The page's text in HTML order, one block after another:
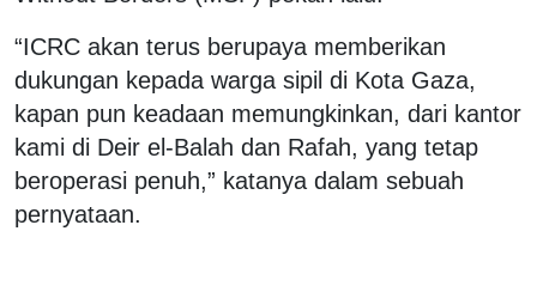
“ICRC akan terus berupaya memberikan
dukungan kepada warga sipil di Kota Gaza,
kapan pun keadaan memungkinkan, dari kantor
kami di Deir el-Balah dan Rafah, yang tetap
beroperasi penuh,” katanya dalam sebuah
pernyataan.